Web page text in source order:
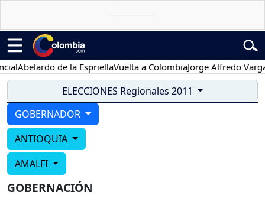
Abelardo de la EspriellaVuelta a ColombiaJorge Alfredo Vargas
ELECCIONES Regionales 2011
GOBERNADOR
ANTIOQUIA
AMALFI
GOBERNACIÓN